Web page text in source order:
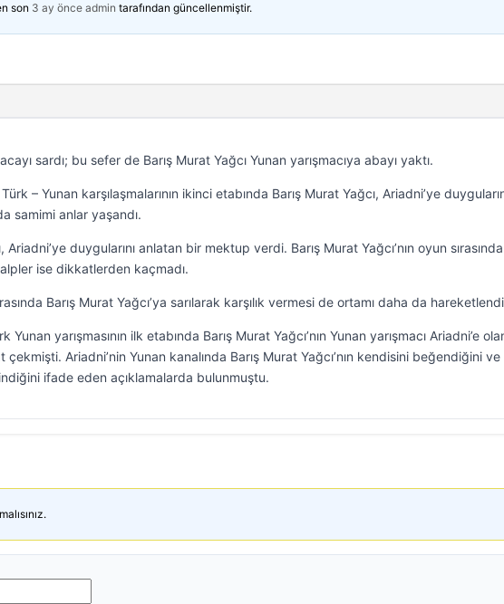
son 3 ay önce admin tarafından güncellenmiştir.
sardı; bu sefer de Barış Murat Yağcı Yunan yarışmacıya abayı yaktı.
– Yunan karşılaşmalarının ikinci etabında Barış Murat Yağcı, Ariadni’ye
samimi anlar yaşandı.
Ariadni’ye duygularını anlatan bir mektup verdi. Barış Murat Yağcı’nın oyun
ise dikkatlerden kaçmadı.
Barış Murat Yağcı’ya sarılarak karşılık vermesi de ortamı daha da
yarışmasının ilk etabında Barış Murat Yağcı’nın Yunan yarışmacı Ariadni’e
çekmişti. Ariadni’nin Yunan kanalında Barış Murat Yağcı’nın kendisini beğendiğini ve
ifade eden açıklamalarda bulunmuştu.